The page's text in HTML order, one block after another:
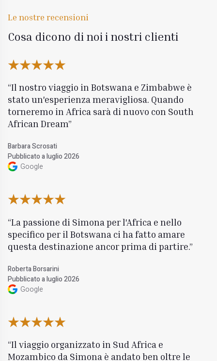
Le nostre recensioni
Cosa dicono di noi i nostri clienti
Il nostro viaggio in Botswana e Zimbabwe è
stato un'esperienza meravigliosa. Quando
torneremo in Africa sarà di nuovo con South
African Dream
Barbara Scrosati
Pubblicato a luglio 2026
Google
La passione di Simona per l'Africa e nello
specifico per il Botswana ci ha fatto amare
questa destinazione ancor prima di partire.
Roberta Borsarini
Pubblicato a luglio 2026
Google
Il viaggio organizzato in Sud Africa e
Mozambico da Simona è andato ben oltre le